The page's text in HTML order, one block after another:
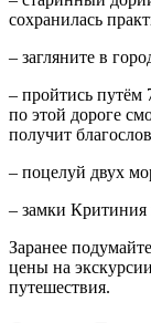
сохранилась
– загляните в
– пройтись путём
по этой дороге
получит
– поцелуй двух
– замки
Заранее
цены на
путешествия.